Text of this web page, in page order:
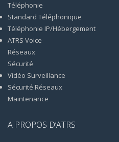
Téléphonie
Standard Téléphonique
Téléphonie IP/Hébergement
ATRS Voice
Réseaux
Sécurité
Vidéo Surveillance
Sécurité Réseaux
Maintenance
A PROPOS D’ATRS